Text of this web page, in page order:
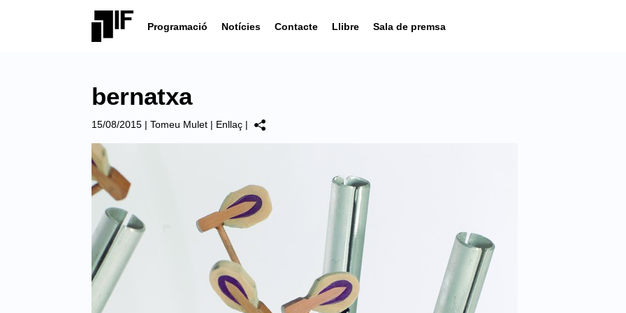
Programació Notícies Contacte Llibre Sala de premsa
bernatxa
15/08/2015 | Tomeu Mulet | Enllaç |